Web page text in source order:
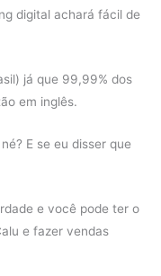
digital achará fácil de
já que 99,99% dos
em inglês.
E se eu disser que
e você pode ter o
e fazer vendas